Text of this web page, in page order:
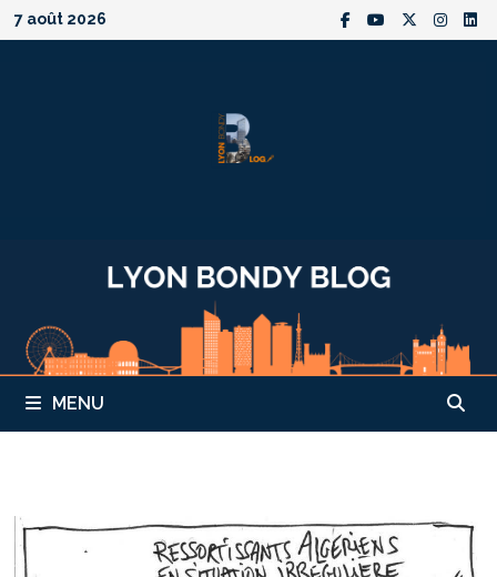
Passer
au
7 août 2026
MENU